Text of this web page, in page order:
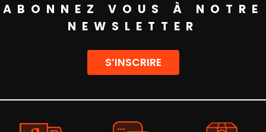
ABONNEZ VOUS À NOTRE
NEWSLETTER
S’INSCRIRE